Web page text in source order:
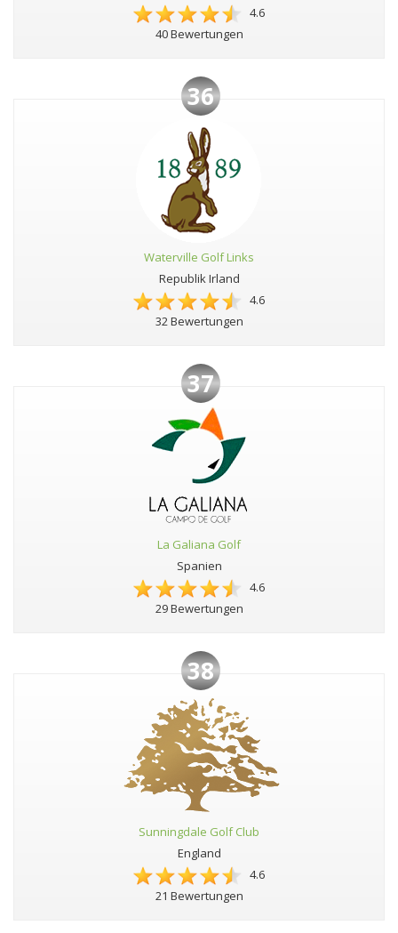
4.6
40 Bewertungen
36
Waterville Golf Links
Republik Irland
4.6
32 Bewertungen
37
La Galiana Golf
Spanien
4.6
29 Bewertungen
38
Sunningdale Golf Club
England
4.6
21 Bewertungen